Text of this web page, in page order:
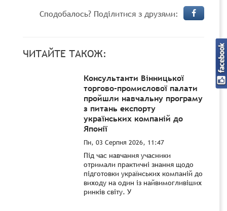
Сподобалось? Поділитися з друзями:
ЧИТАЙТЕ ТАКОЖ:
Консультанти Вінницької
торгово-промислової палати
пройшли навчальну програму
з питань експорту
українських компаній до
Японії
Пн, 03 Серпня 2026, 11:47
Під час навчання учасники
отримали практичні знання щодо
підготовки українських компаній до
виходу на один із найвимогливіших
ринків світу. У